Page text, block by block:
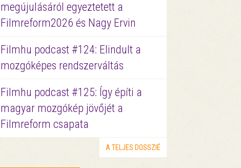
megújulásáról egyeztetett a
Filmreform2026 és Nagy Ervin
Filmhu podcast #124: Elindult a
mozgóképes rendszerváltás
Filmhu podcast #125: Így építi a
magyar mozgókép jövőjét a
Filmreform csapata
A TELJES DOSSZIÉ